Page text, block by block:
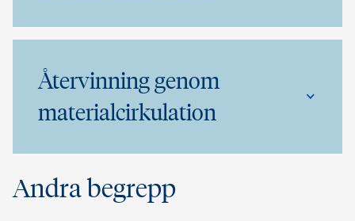
Återvinning genom
materialcirkulation
Andra begrepp